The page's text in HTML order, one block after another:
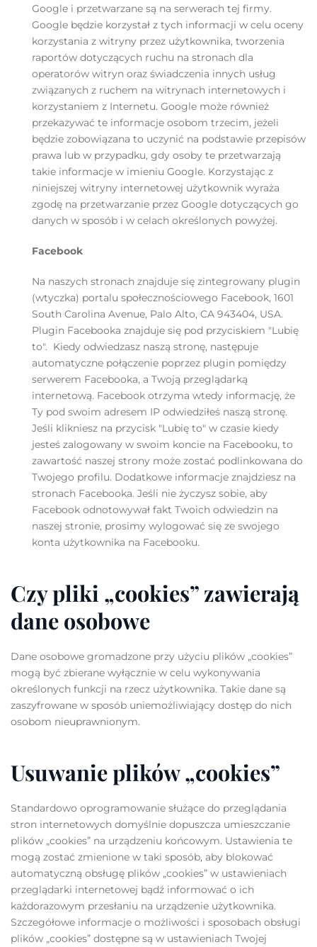
Google i przetwarzane są na serwerach tej firmy.
Google będzie korzystał z tych informacji w celu oceny
korzystania z witryny przez użytkownika, tworzenia
raportów dotyczących ruchu na stronach dla
operatorów witryn oraz świadczenia innych usług
związanych z ruchem na witrynach internetowych i
korzystaniem z Internetu. Google może również
przekazywać te informacje osobom trzecim, jeżeli
będzie zobowiązana to uczynić na podstawie przepisów
prawa lub w przypadku, gdy osoby te przetwarzają
takie informacje w imieniu Google. Korzystając z
niniejszej witryny internetowej użytkownik wyraża
zgodę na przetwarzanie przez Google dotyczących go
danych w sposób i w celach określonych powyżej.
Facebook
Na naszych stronach znajduje się zintegrowany plugin
(wtyczka) portalu społecznościowego Facebook, 1601
South Carolina Avenue, Palo Alto, CA 943404, USA.
Plugin Facebooka znajduje się pod przyciskiem "Lubię
to". Kiedy odwiedzasz naszą stronę, następuje
automatyczne połączenie poprzez plugin pomiędzy
serwerem Facebooka, a Twoją przeglądarką
internetową. Facebook otrzyma wtedy informację, że
Ty pod swoim adresem IP odwiedziłeś naszą stronę.
Jeśli klikniesz na przycisk "Lubię to" w czasie kiedy
jesteś zalogowany w swoim koncie na Facebooku, to
zawartość naszej strony może zostać podlinkowana do
Twojego profilu. Dodatkowe informacje znajdziesz na
stronach Facebooka. Jeśli nie życzysz sobie, aby
Facebook odnotowywał fakt Twoich odwiedzin na
naszej stronie, prosimy wylogować się ze swojego
konta użytkownika na Facebooku.
Czy pliki „cookies” zawierają
dane osobowe
Dane osobowe gromadzone przy użyciu plików „cookies”
mogą być zbierane wyłącznie w celu wykonywania
określonych funkcji na rzecz użytkownika. Takie dane są
zaszyfrowane w sposób uniemożliwiający dostęp do nich
osobom nieuprawnionym.
Usuwanie plików „cookies”
Standardowo oprogramowanie służące do przeglądania
stron internetowych domyślnie dopuszcza umieszczanie
plików „cookies” na urządzeniu końcowym. Ustawienia te
mogą zostać zmienione w taki sposób, aby blokować
automatyczną obsługę plików „cookies” w ustawieniach
przeglądarki internetowej bądź informować o ich
każdorazowym przesłaniu na urządzenie użytkownika.
Szczegółowe informacje o możliwości i sposobach obsługi
plików „cookies” dostępne są w ustawieniach Twojej